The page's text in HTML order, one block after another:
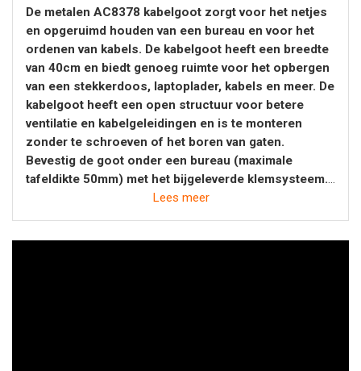
De metalen AC8378 kabelgoot zorgt voor het netjes
en opgeruimd houden van een bureau en voor het
ordenen van kabels. De kabelgoot heeft een breedte
van 40cm en biedt genoeg ruimte voor het opbergen
van een stekkerdoos, laptoplader, kabels en meer. De
kabelgoot heeft een open structuur voor betere
ventilatie en kabelgeleidingen en is te monteren
zonder te schroeven of het boren van gaten.
Bevestig de goot onder een bureau (maximale
tafeldikte 50mm) met het bijgeleverde klemsysteem.
De AC8378 kan samen worden gebruikt met een
Lees meer